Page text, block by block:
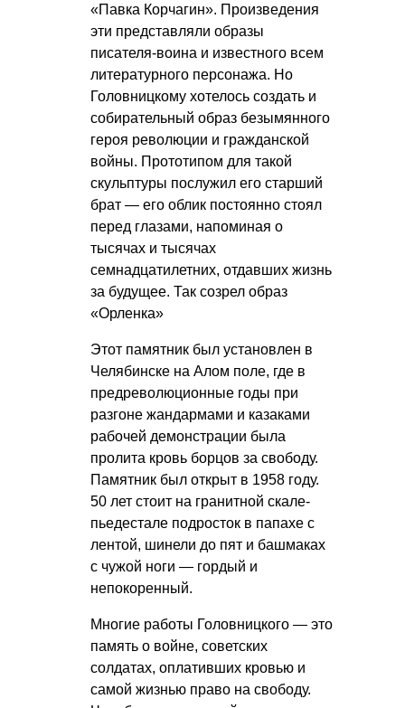
«Павка Корчагин». Произведения
эти представляли образы
писателя-воина и известного всем
литературного персонажа. Но
Головницкому хотелось создать и
собирательный образ безымянного
героя революции и гражданской
войны. Прототипом для такой
скульптуры послужил его старший
брат — его облик постоянно стоял
перед глазами, напоминая о
тысячах и тысячах
семнадцатилетних, отдавших жизнь
за будущее. Так созрел образ
«Орленка»
Этот памятник был установлен в
Челябинске на Алом поле, где в
предреволюционные годы при
разгоне жандармами и казаками
рабочей демонстрации была
пролита кровь борцов за свободу.
Памятник был открыт в 1958 году.
50 лет стоит на гранитной скале-
пьедестале подросток в папахе с
лентой, шинели до пят и башмаках
с чужой ноги — гордый и
непокоренный.
Многие работы Головницкого — это
память о войне, советских
солдатах, оплативших кровью и
самой жизнью право на свободу.